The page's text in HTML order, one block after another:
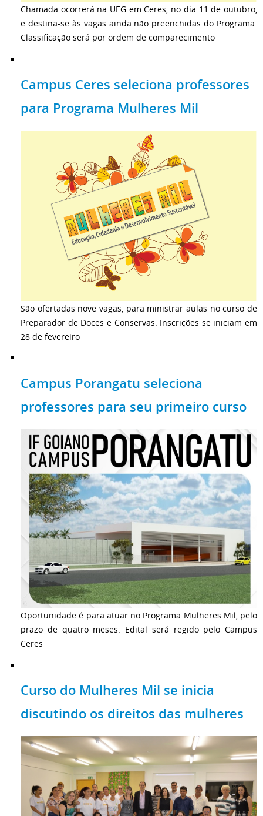
Chamada ocorrerá na UEG em Ceres, no dia 11 de outubro,
e destina-se às vagas ainda não preenchidas do Programa.
Classificação será por ordem de comparecimento
Campus Ceres seleciona professores
para Programa Mulheres Mil
São ofertadas nove vagas, para ministrar aulas no curso de
Preparador de Doces e Conservas. Inscrições se iniciam em
28 de fevereiro
Campus Porangatu seleciona
professores para seu primeiro curso
Oportunidade é para atuar no Programa Mulheres Mil, pelo
prazo de quatro meses. Edital será regido pelo Campus
Ceres
Curso do Mulheres Mil se inicia
discutindo os direitos das mulheres